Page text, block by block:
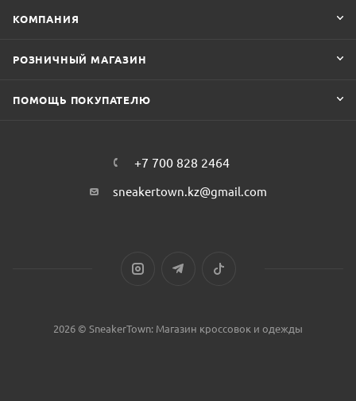
КОМПАНИЯ
РОЗНИЧНЫЙ МАГАЗИН
ПОМОЩЬ ПОКУПАТЕЛЮ
+7 700 828 2464
sneakertown.kz@gmail.com
2026 © SneakerTown: Магазин кроссовок и одежды